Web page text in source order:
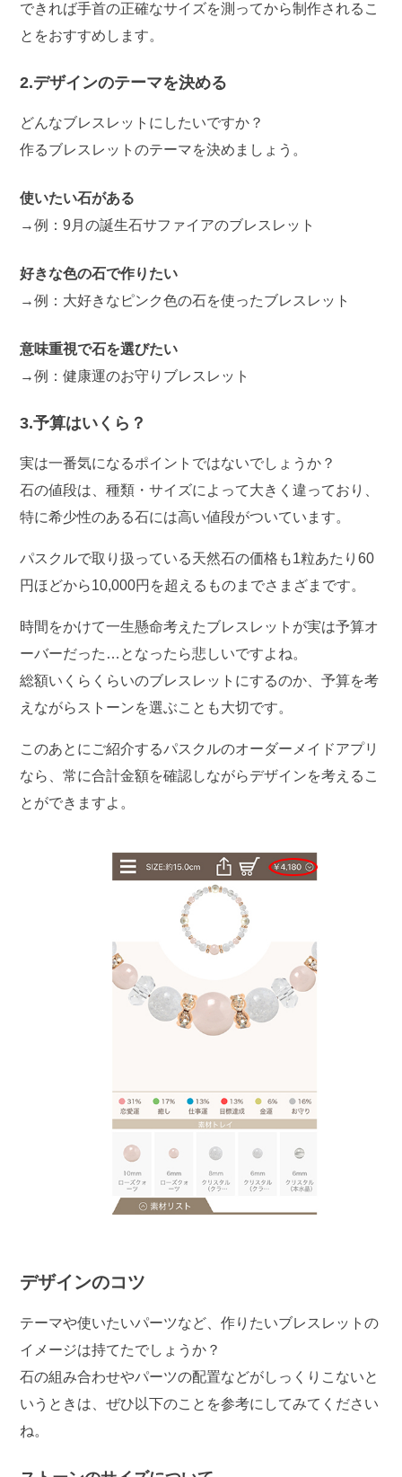
できれば手首の正確なサイズを測ってから制作されるこ
とをおすすめします。
2.デザインのテーマを決める
どんなブレスレットにしたいですか？
作るブレスレットのテーマを決めましょう。
使いたい石がある
→例：9月の誕生石サファイアのブレスレット
好きな色の石で作りたい
→例：大好きなピンク色の石を使ったブレスレット
意味重視で石を選びたい
→例：健康運のお守りブレスレット
3.予算はいくら？
実は一番気になるポイントではないでしょうか？
石の値段は、種類・サイズによって大きく違っており、
特に希少性のある石には高い値段がついています。
パスクルで取り扱っている天然石の価格も1粒あたり60
円ほどから10,000円を超えるものまでさまざまです。
時間をかけて一生懸命考えたブレスレットが実は予算オ
ーバーだった…となったら悲しいですよね。
総額いくらくらいのブレスレットにするのか、予算を考
えながらストーンを選ぶことも大切です。
このあとにご紹介するパスクルのオーダーメイドアプリ
なら、常に合計金額を確認しながらデザインを考えるこ
とができますよ。
デザインのコツ
テーマや使いたいパーツなど、作りたいブレスレットの
イメージは持てたでしょうか？
石の組み合わせやパーツの配置などがしっくりこないと
いうときは、ぜひ以下のことを参考にしてみてください
ね。